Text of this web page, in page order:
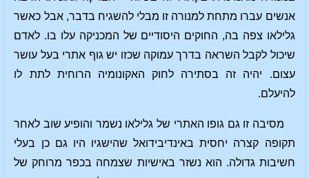
אנשים עברו מתחת למנורה זו מבלי להשגיח בדבר, אבל כאשר
גלילאו צפה בה, החוקים היסודיים של המכניקה עלו בו. לאדם
שיכול לקבל השראה בדרך עמוקה שכזו יש גוף אתרי בעל עושר
עצום. יהיה זה בסתירה לחוק האקונומיה הרוחית לתת לו
להיעלם.
מסיבה זו גם גופו האתרי של גלילאו נשמר והופיע שוב לאחר
תקופה קצרה יחסית באינדיבידואל שהישגיו היו גם כן בעלי
חשיבות גדולה. הוא נשזר באישיות שצמחה בכפר מרוחק של